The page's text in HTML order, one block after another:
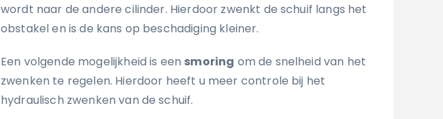
wordt naar de andere cilinder. Hierdoor zwenkt de schuif langs het
obstakel en is de kans op beschadiging kleiner.
Een volgende mogelijkheid is een smoring om de snelheid van het
zwenken te regelen. Hierdoor heeft u meer controle bij het
hydraulisch zwenken van de schuif.